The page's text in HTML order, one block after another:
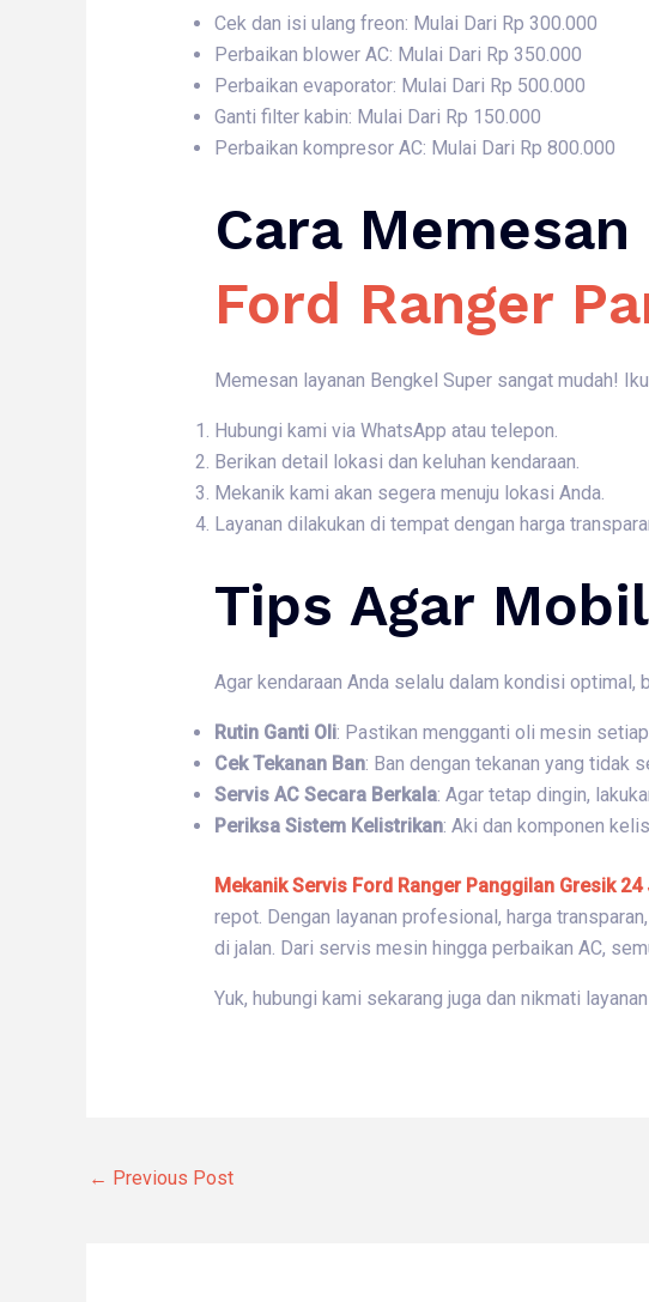
Cek dan isi ulang freon: Mulai Dari Rp 300.000
Perbaikan blower AC: Mulai Dari Rp 350.000
Perbaikan evaporator: Mulai Dari Rp 500.000
Ganti filter kabin: Mulai Dari Rp 150.000
Perbaikan kompresor AC: Mulai Dari Rp 800.000
Cara Memesan
Ford Ranger
Memesan layanan Bengkel Super sangat mudah!
Hubungi kami via WhatsApp atau telepon.
Berikan detail lokasi dan keluhan kendaraan.
Mekanik kami akan segera menuju lokasi Anda.
Layanan dilakukan di tempat dengan harga
Tips Agar
Agar kendaraan Anda selalu dalam kondisi
Rutin Ganti Oli: Pastikan mengganti oli mesin
Cek Tekanan Ban: Ban dengan tekanan yang tidak
Servis AC Secara Berkala: Agar tetap dingin,
Periksa Sistem Kelistrikan: Aki dan komponen
Mekanik Servis Ford Ranger Panggilan Gresik 24
repot. Dengan layanan profesional, harga
di jalan. Dari servis mesin hingga perbaikan AC,
Yuk, hubungi kami sekarang juga dan nikmati
← Previous Post